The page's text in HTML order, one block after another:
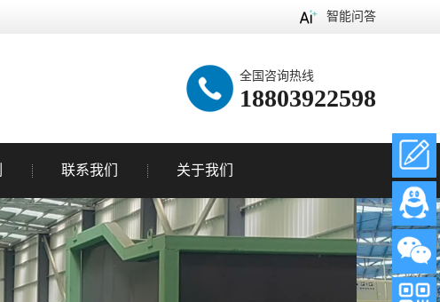
智能问答
全国咨询热线
18803922598
联系我们 关于我们